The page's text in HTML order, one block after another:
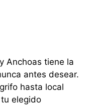
Anchoas tiene la
antes desear.
hasta local
elegido